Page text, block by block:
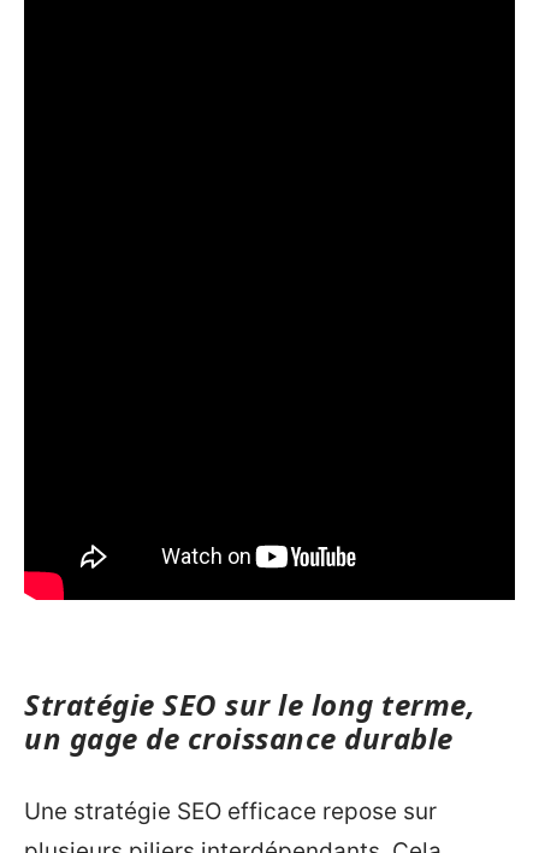
Stratégie SEO sur le long terme,
un gage de croissance durable
Une stratégie SEO efficace repose sur